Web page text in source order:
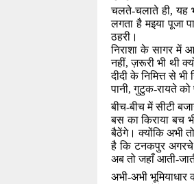
चलते-चलाते ही,यह
लगता है मइया पूजा
ठहरी।
निराशा के सागर में
नहीं,ज़रूरी भी थी
दीदी के निमित्त से
पानी,गुटुक-रायते को
बीच-बीच में सीटी
बस का किराया बच
बैठेंगे। क्योंकि अभी
है कि टनकपुर अगरचे
अब तो जहाँ आती-
अभी-अभी भूमियाधार